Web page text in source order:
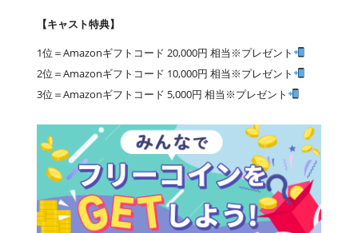
【キャスト特典】
1位＝Amazonギフトコード 20,000円 相当※プレゼント
2位＝Amazonギフトコード 10,000円 相当※プレゼント
3位＝Amazonギフトコード 5,000円 相当※プレゼント